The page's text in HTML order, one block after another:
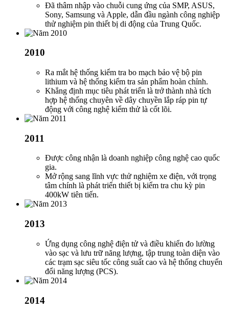
Đã thâm nhập vào chuỗi cung ứng của SMP, ASUS,
Sony, Samsung và Apple, dẫn đầu ngành công nghiệp
thử nghiệm pin thiết bị di động của Trung Quốc.
2010
Ra mắt hệ thống kiểm tra bo mạch bảo vệ bộ pin
lithium và hệ thống kiểm tra sản phẩm hoàn chỉnh.
Khẳng định mục tiêu phát triển là trở thành nhà tích
hợp hệ thống chuyên về dây chuyền lắp ráp pin tự
động với công nghệ kiểm thử là cốt lõi.
2011
Được công nhận là doanh nghiệp công nghệ cao quốc
gia.
Mở rộng sang lĩnh vực thử nghiệm xe điện, với trọng
tâm chính là phát triển thiết bị kiểm tra chu kỳ pin
400kW tiên tiến.
2013
Ứng dụng công nghệ điện tử và điều khiển đo lường
vào sạc và lưu trữ năng lượng, tập trung toàn diện vào
các trạm sạc siêu tốc công suất cao và hệ thống chuyển
đổi năng lượng (PCS).
2014